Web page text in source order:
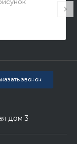
звонок
дом 3